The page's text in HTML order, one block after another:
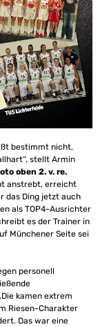
bestimmt nicht,
stellt Armin
oben 2. v. re.
anstrebt, erreicht
das Ding jetzt auch
als TOP4-Ausrichter
es der Trainer in
Münchener Seite sei
personell
kamen extrem
Riesen-Charakter
Das war eine